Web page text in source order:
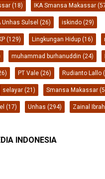
(18) IKA Smansa Makassar
Unhas Sulsel (26) iskindo (29)
(129) Lingkungan Hidup (16)
muhammad burhanuddin (24)
PT Vale (26) Rudianto Lallo
selayar (21) Smansa Makassar
(17) Unhas (294) Zainal
INDONESIA